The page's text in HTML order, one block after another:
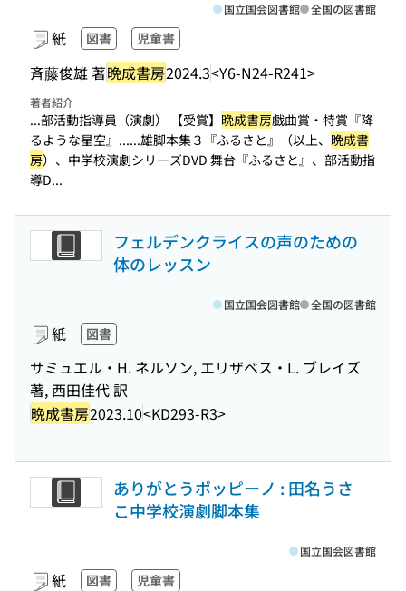
紙 図書 児童書
斉藤俊雄 著晩成書房2024.3<Y6-N24-R241>
国立国会図書館 全国の図書館
著者紹介
...部活動指導員（演劇） 【受賞】 晩成書房戯曲賞・特賞『降
るような星空』......雄脚本集３『ふるさと』（以上、 晩成書
房）、中学校演劇シリーズDVD 舞台『ふるさと』、部活動指
導D...
フェルデンクライスの声のための
体のレッスン
紙 図書
サミュエル・H. ネルソン, エリザベス・L. ブレイズ
著, 西田佳代 訳
晩成書房2023.10<KD293-R3>
国立国会図書館 全国の図書館
ありがとうポッピーノ : 田名うさ
こ中学校演劇脚本集
紙 図書 児童書
国立国会図書館